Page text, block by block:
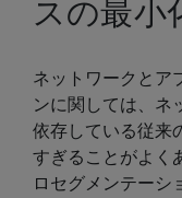
スの最小
ネットワークとア
ンに関しては、ネ
依存している従来
すぎることがよく
ロセグメンテーシ